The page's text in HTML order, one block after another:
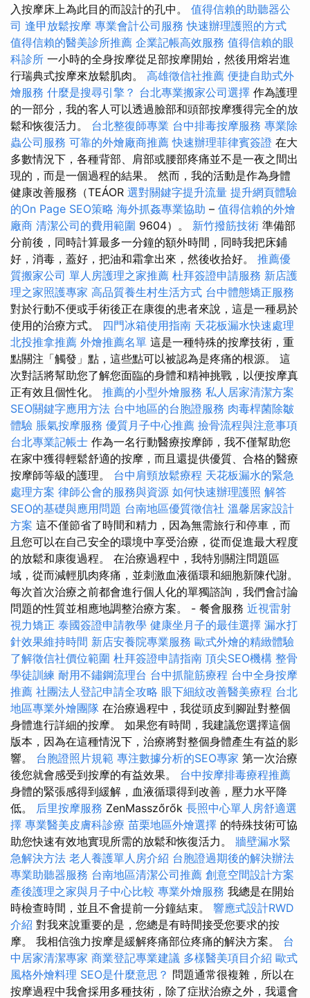
入按摩床上為此目的而設計的孔中。 值得信賴的助聽器公
司 逢甲放鬆按摩 專業會計公司服務 快速辦理護照的方式
值得信賴的醫美診所推薦 企業記帳高效服務 值得信賴的眼
科診所 一小時的全身按摩從足部按摩開始，然後用熔岩進
行瑞典式按摩來放鬆肌肉。 高雄徵信社推薦 便捷自助式外
燴服務 什麼是搜尋引擎？ 台北專業搬家公司選擇 作為護理
的一部分，我的客人可以透過臉部和頭部按摩獲得完全的放
鬆和恢復活力。 台北整復師專業 台中排毒按摩服務 專業除
蟲公司服務 可靠的外燴廠商推薦 快速辦理菲律賓簽證 在大
多數情況下，各種背部、肩部或腰部疼痛並不是一夜之間出
現的，而是一個過程的結果。 然而，我的活動是作為身體
健康改善服務（TEÁOR 選對關鍵字提升流量 提升網頁體驗
的On Page SEO策略 海外抓姦專業協助 – 值得信賴的外燴
廠商 清潔公司的費用範圍 9604）。 新竹撥筋技術 準備部
分前後，同時計算最多一分鐘的額外時間，同時我把床鋪
好，消毒，蓋好，把油和霜拿出來，然後收拾好。 推薦優
質搬家公司 單人房護理之家推薦 杜拜簽證申請服務 新店護
理之家照護專家 高品質養生村生活方式 台中體態矯正服務
對於行動不便或手術後正在康復的患者來說，這是一種易於
使用的治療方式。 四門冰箱使用指南 天花板漏水快速處理
北投推拿推薦 外燴推薦名單 這是一種特殊的按摩技術，重
點關注「觸發」點，這些點可以被認為是疼痛的根源。 這
次對話將幫助您了解您面臨的身體和精神挑戰，以便按摩真
正有效且個性化。 推薦的小型外燴服務 私人居家清潔方案
SEO關鍵字應用方法 台中地區的台胞證服務 肉毒桿菌除皺
體驗 脹氣按摩服務 優質月子中心推薦 撿骨流程與注意事項
台北專業記帳士 作為一名行動醫療按摩師，我不僅幫助您
在家中獲得輕鬆舒適的按摩，而且還提供優質、合格的醫療
按摩師等級的護理。 台中肩頸放鬆療程 天花板漏水的緊急
處理方案 律師公會的服務與資源 如何快速辦理護照 解答
SEO的基礎與應用問題 台南地區優質徵信社 溫馨居家設計
方案 這不僅節省了時間和精力，因為無需旅行和停車，而
且您可以在自己安全的環境中享受治療，從而促進最大程度
的放鬆和康復過程。 在治療過程中，我特別關注問題區
域，從而減輕肌肉疼痛，並刺激血液循環和細胞新陳代謝。
每次首次治療之前都會進行個人化的單獨諮詢，我們會討論
問題的性質並相應地調整治療方案。 - 餐會服務 近視雷射
視力矯正 泰國簽證申請教學 健康坐月子的最佳選擇 漏水打
針效果維持時間 新店安養院專業服務 歐式外燴的精緻體驗
了解徵信社價位範圍 杜拜簽證申請指南 頂尖SEO機構 整骨
學徒訓練 耐用不鏽鋼流理台 台中抓龍筋療程 台中全身按摩
推薦 社團法人登記申請全攻略 眼下細紋改善醫美療程 台北
地區專業外燴團隊 在治療過程中，我從頭皮到腳趾對整個
身體進行詳細的按摩。 如果您有時間，我建議您選擇這個
版本，因為在這種情況下，治療將對整個身體產生有益的影
響。 台胞證照片規範 專注數據分析的SEO專家 第一次治療
後您就會感受到按摩的有益效果。 台中按摩排毒療程推薦
身體的緊張感得到緩解，血液循環得到改善，壓力水平降
低。 后里按摩服務 ZenMasszőrők 長照中心單人房舒適選
擇 專業醫美皮膚科診療 苗栗地區外燴選擇 的特殊技術可協
助您快速有效地實現所需的放鬆和恢復活力。 牆壁漏水緊
急解決方法 老人養護單人房介紹 台胞證過期後的解決辦法
專業助聽器服務 台南地區清潔公司推薦 創意空間設計方案
產後護理之家與月子中心比較 專業外燴服務 我總是在開始
時檢查時間，並且不會提前一分鐘結束。 響應式設計RWD
介紹 對我來說重要的是，您總是有時間接受您要求的按
摩。 我相信強力按摩是緩解疼痛部位疼痛的解決方案。 台
中居家清潔專家 商業登記專業建議 多樣醫美項目介紹 歐式
風格外燴料理 SEO是什麼意思？ 問題通常很複雜，所以在
按摩過程中我會採用多種技術，除了症狀治療之外，我還會